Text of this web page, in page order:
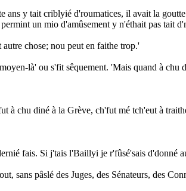
y tait criblyié d'roumatices, il avait la
un mio d'amûsement y n'éthait pas tait
chose; nou peut en faithe trop.'
là' ou s'fit sêquement. 'Mais quand à chu
à chu diné à la Grève, ch'fut mé tch'eut à
fais. Si j'tais l'Baillyi je r'fûsé'sais d'donné
sans pâslé des Juges, des Sénateurs, des